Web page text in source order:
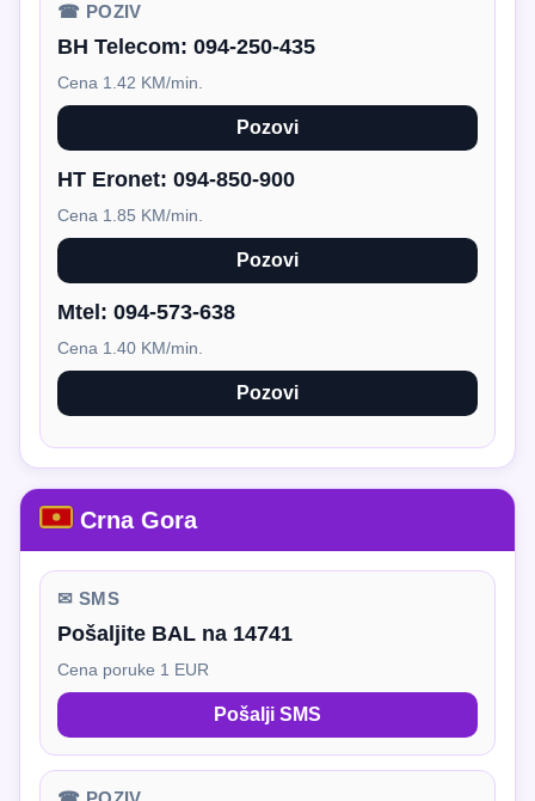
☎ POZIV
BH Telecom: 094-250-435
Cena 1.42 KM/min.
Pozovi
HT Eronet: 094-850-900
Cena 1.85 KM/min.
Pozovi
Mtel: 094-573-638
Cena 1.40 KM/min.
Pozovi
Crna Gora
✉ SMS
Pošaljite BAL na 14741
Cena poruke 1 EUR
Pošalji SMS